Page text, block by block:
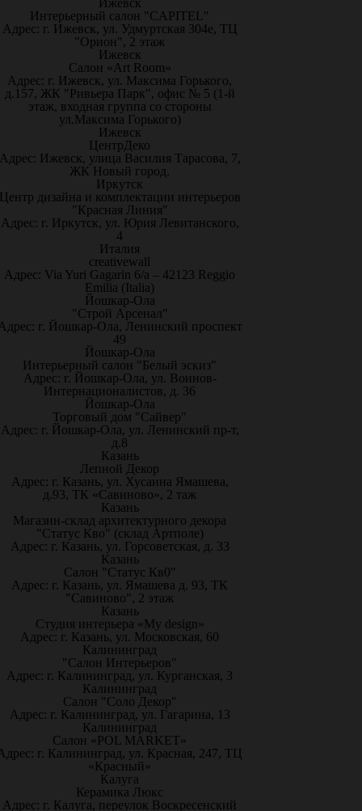
Ижевск
Интерьерный салон "CAPITEL"
Адрес: г. Ижевск, ул. Удмуртская 304е, ТЦ
"Орион", 2 этаж
Ижевск
Салон «Art Room»
Адрес: г. Ижевск, ул. Максима Горького,
д.157, ЖК "Ривьера Парк", офис № 5 (1-й
этаж, входная группа со стороны
ул.Максима Горького)
Ижевск
ЦентрДеко
Ижевск, улица Василия Тарасова, 7,
ЖК Новый город.
Иркутск
дизайна и комплектации интерьеров
"Красная Линия"
Адрес: г. Иркутск, ул. Юрия Левитанского,
4
Италия
creativewall
Адрес: Via Yuri Gagarin 6/a – 42123 Reggio
Emilia (Italia)
Йошкар-Ола
"Строй Арсенал"
г. Йошкар-Ола, Ленинский проспект
49
Йошкар-Ола
Интерьерный салон "Белый эскиз"
Адрес: г. Йошкар-Ола, ул. Воинов-
Интернационалистов, д. 36
Йошкар-Ола
Торговый дом "Сайвер"
Адрес: г. Йошкар-Ола, ул. Ленинский пр-т,
д.8
Казань
Лепной Декор
Адрес: г. Казань, ул. Хусаина Ямашева,
д.93, ТК «Савиново», 2 таж
Казань
Магазин-склад архитектурного декора
"Статус Кво" (склад Артполе)
Адрес: г. Казань, ул. Горсоветская, д. 33
Казань
Салон "Статус Кв0"
Адрес: г. Казань, ул. Ямашева д. 93, ТК
"Савиново", 2 этаж
Казань
Студия интерьера «My design»
Адрес: г. Казань, ул. Московская, 60
Калининград
"Салон Интерьеров"
Адрес: г. Калининград, ул. Курганская, 3
Калининград
Салон "Соло Декор"
Адрес: г. Калининград, ул. Гагарина, 13
Калининград
Салон «POL MARKET»
г. Калининград, ул. Красная, 247, ТЦ
«Красный»
Калуга
Керамика Люкс
Адрес: г. Калуга, переулок Воскресенский